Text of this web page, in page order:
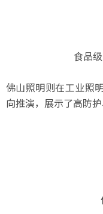
食品
佛山照明则在工业照
向推演，展示了高防